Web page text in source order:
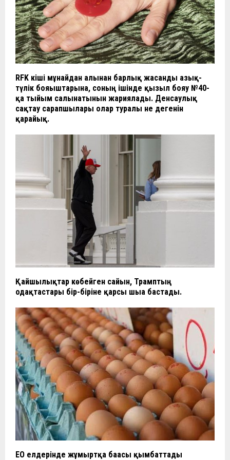
RFK кіші мұнайдан алынған барлық жасанды азық-
түлік бояғыштарына, соның ішінде қызыл бояу №40-
қа тыйым салынатынын жариялады. Денсаулық
сақтау сарапшылары олар туралы не дегенін
қарайық.
Қайшылықтар көбейген сайын, Трамптың
одақтастары бір-біріне қарсы шыға бастады.
ЕО елдерінде жұмыртқа бағасы қымбаттады